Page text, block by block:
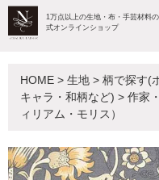
1万点以上の生地・布・手芸材料
式オンラインショップ
HOME > 生地 > 柄で探す(
キャラ・和柄など) > 作家
ィリアム・モリス）